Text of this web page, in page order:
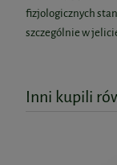
fizjologicznych
szczególnie w
Inni kupili